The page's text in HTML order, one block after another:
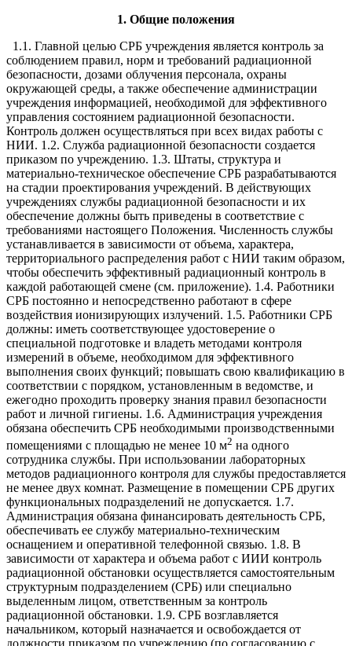
1. Общие положения
1.1. Главной целью СРБ учреждения является контроль за
соблюдением правил, норм и требований радиационной
безопасности, дозами облучения персонала, охраны
окружающей среды, а также обеспечение администрации
учреждения информацией, необходимой для эффективного
управления состоянием радиационной безопасности.
Контроль должен осуществляться при всех видах работы с
НИИ. 1.2. Служба радиационной безопасности создается
приказом по учреждению. 1.3. Штаты, структура и
материально-техническое обеспечение СРБ разрабатываются
на стадии проектирования учреждений. В действующих
учреждениях службы радиационной безопасности и их
обеспечение должны быть приведены в соответствие с
требованиями настоящего Положения. Численность службы
устанавливается в зависимости от объема, характера,
территориального распределения работ с НИИ таким образом,
чтобы обеспечить эффективный радиационный контроль в
каждой работающей смене (см. приложение). 1.4. Работники
СРБ постоянно и непосредственно работают в сфере
воздействия ионизирующих излучений. 1.5. Работники СРБ
должны: иметь соответствующее удостоверение о
специальной подготовке и владеть методами контроля
измерений в объеме, необходимом для эффективного
выполнения своих функций; повышать свою квалификацию в
соответствии с порядком, установленным в ведомстве, и
ежегодно проходить проверку знания правил безопасности
работ и личной гигиены. 1.6. Администрация учреждения
обязана обеспечить СРБ необходимыми производственными
помещениями с площадью не менее 10 м2 на одного
сотрудника службы. При использовании лабораторных
методов радиационного контроля для службы предоставляется
не менее двух комнат. Размещение в помещении СРБ других
функциональных подразделений не допускается. 1.7.
Администрация обязана финансировать деятельность СРБ,
обеспечивать ее службу материально-техническим
оснащением и оперативной телефонной связью. 1.8. В
зависимости от характера и объема работ с ИИИ контроль
радиационной обстановки осуществляется самостоятельным
структурным подразделением (СРБ) или специально
выделенным лицом, ответственным за контроль
радиационной обстановки. 1.9. СРБ возглавляется
начальником, который назначается и освобождается от
должности приказом по учреждению (по согласованию с